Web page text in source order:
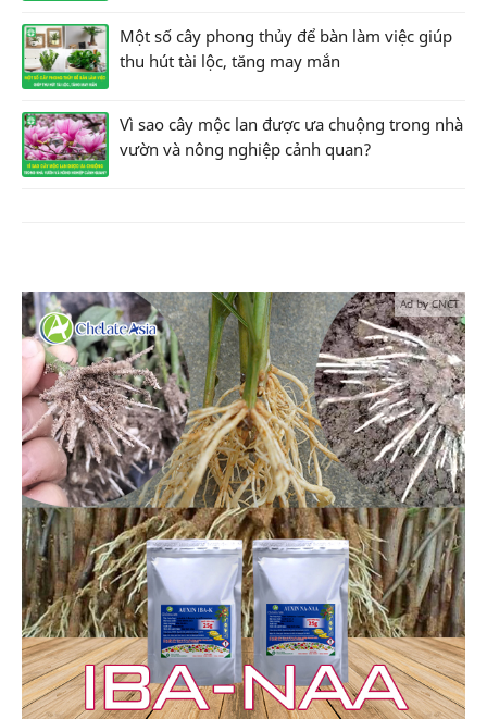
Một số cây phong thủy để bàn làm việc giúp
thu hút tài lộc, tăng may mắn
Vì sao cây mộc lan được ưa chuộng trong nhà
vườn và nông nghiệp cảnh quan?
Ad by CNCT